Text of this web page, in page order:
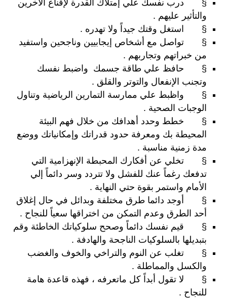
§ درب نفسك علي إمتلاك القدرة لإقناع الآخرين
والتأثير عليهم .
§ استغل وقتك جيداً ولا تهدره .
§ تواصل مع أشخاص إيجابيين وناجحين واستفيد
من خبراتهم وتجاربهم .
§ حافظ علي طاقة جسمك واضبط نفسك
وتجنب الإنفعال والتوتر والقلق .
§ واظبط علي ممارسة التمارين الرياضية وتناول
الوجبات الصحية .
§ خطط وحدد أهدافك من خلال فهم البيئة
المحيطة بك ومعرفة حدود قدراتك وإمكانياتك ووضع
مدة زمنية مناسبة .
§ تخلي عن أفكارك المحبطة الإنهزامية التي
تدفعك رغماً عنك للفشل ولا تتردد وسر دائماً إلي
الأمام واستمر بقوة حتي النهاية .
§ أوجد دائما طرق مختلفة وبدائل في حال إغلاق
أحد الطرق وعدم التمكن من اختراقها سعياً للنجاح .
§ قيم نفسك دائماً وصحح سلوكياتك الخاطئة وقم
بتبديلها بالسلوكيات الناجحة والهادفة .
§ تغلب عن النوم والتراخي والخوف والغضب
والكسل والمماطلة .
§ لا تقول أبداً كل ماتعرفه ، فهذه قاعدة هامة
للنجاح .